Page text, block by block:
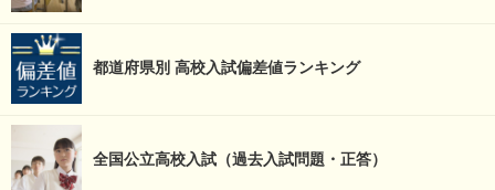
都道府県別 高校入試偏差値ランキング
全国公立高校入試（過去入試問題・正答）